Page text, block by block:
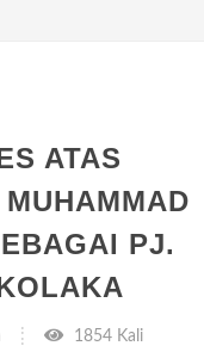
ATAS
PJ.
1854 Kali